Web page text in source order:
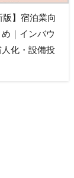
版】宿泊業向
｜インバウ
化・設備投